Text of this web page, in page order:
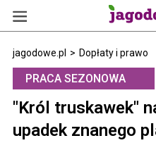
jagodowe.pl > Dopłaty i prawo
PRACA SEZONOWA
"Król truskawek"
upadek znanego